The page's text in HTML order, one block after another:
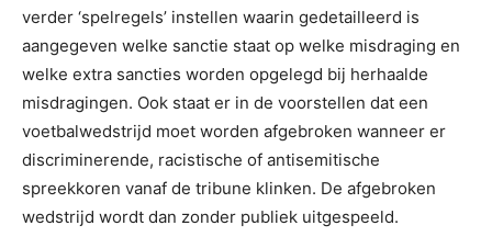
verder ‘spelregels’ instellen waarin gedetailleerd is
aangegeven welke sanctie staat op welke misdraging en
welke extra sancties worden opgelegd bij herhaalde
misdragingen. Ook staat er in de voorstellen dat een
voetbalwedstrijd moet worden afgebroken wanneer er
discriminerende, racistische of antisemitische
spreekkoren vanaf de tribune klinken. De afgebroken
wedstrijd wordt dan zonder publiek uitgespeeld.